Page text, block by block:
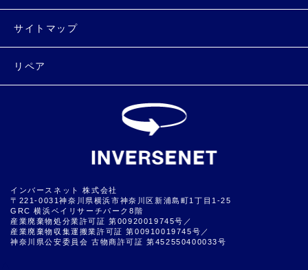
サイトマップ
リペア
インバースネット 株式会社
〒221-0031神奈川県横浜市神奈川区新浦島町1丁目1-25
GRC 横浜ベイリサーチパーク8階
産業廃棄物処分業許可証 第00920019745号／
産業廃棄物収集運搬業許可証 第00910019745号／
神奈川県公安委員会 古物商許可証 第452550400033号